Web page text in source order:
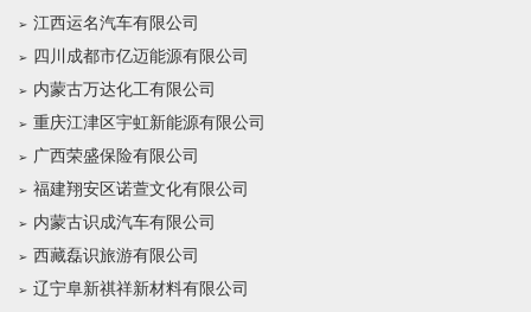
江西运名汽车有限公司
四川成都市亿迈能源有限公司
内蒙古万达化工有限公司
重庆江津区宇虹新能源有限公司
广西荣盛保险有限公司
福建翔安区诺萱文化有限公司
内蒙古识成汽车有限公司
西藏磊识旅游有限公司
辽宁阜新祺祥新材料有限公司